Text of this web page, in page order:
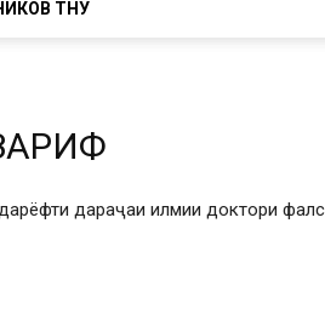
ТНУ
дараҷаи илмии доктори